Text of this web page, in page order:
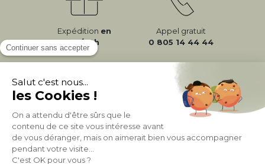
Expédition en
24/72h
Appel gratuit
0 805 14 44 44
À PROPOS DE MILIBOO
AIDE & CONTACT